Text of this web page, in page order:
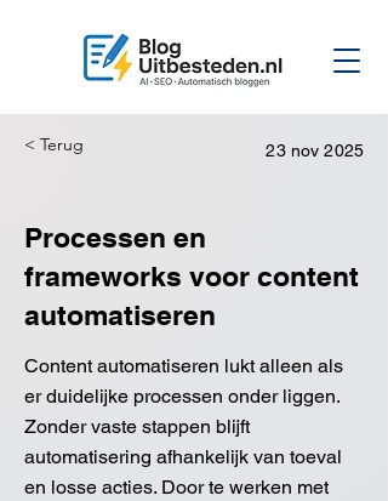
< Terug 23 nov 2025
Processen en
frameworks voor content
automatiseren
Content automatiseren lukt alleen als
er duidelijke processen onder liggen.
Zonder vaste stappen blijft
automatisering afhankelijk van toeval
en losse acties. Door te werken met